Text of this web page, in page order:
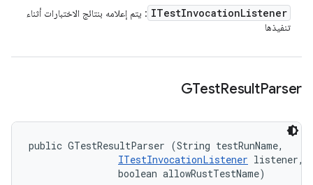
ITestInvocationListener
: يتم إعلامه بنتائج الاختبارات أثناء
تنفيذها
GTestResultParser
public GTestResultParser (String testRunName,
ITestInvocationListener listener,
                boolean allowRustTestName)